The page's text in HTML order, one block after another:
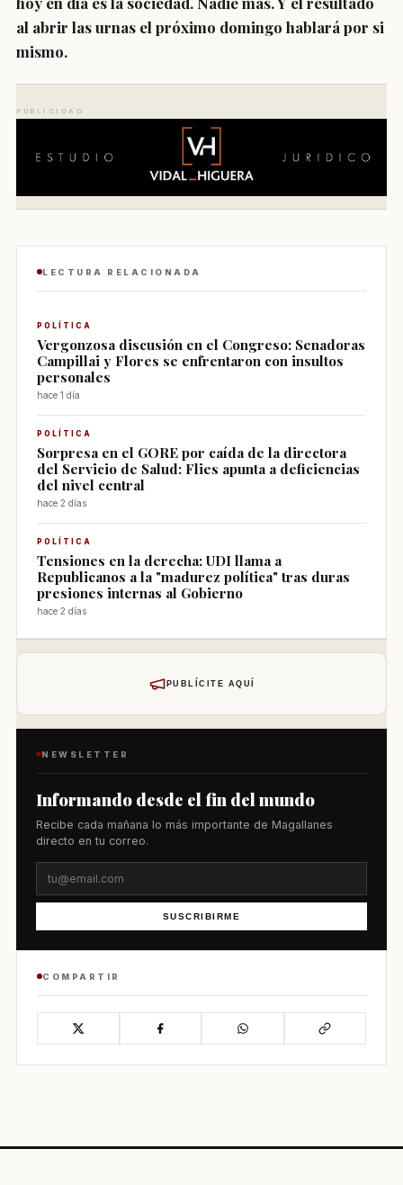
al abrir las urnas el próximo domingo hablará por si
mismo.
PUBLICIDAD
LECTURA RELACIONADA
POLÍTICA
Vergonzosa discusión en el Congreso: Senadoras
Campillai y Flores se enfrentaron con insultos
personales
hace 1 día
POLÍTICA
Sorpresa en el GORE por caída de la directora
del Servicio de Salud: Flies apunta a deficiencias
del nivel central
hace 2 días
POLÍTICA
Tensiones en la derecha: UDI llama a
Republicanos a la "madurez política" tras duras
presiones internas al Gobierno
hace 2 días
PUBLÍCITE AQUÍ
NEWSLETTER
Informando desde el fin del mundo
Recibe cada mañana lo más importante de Magallanes
directo en tu correo.
SUSCRIBIRME
COMPARTIR